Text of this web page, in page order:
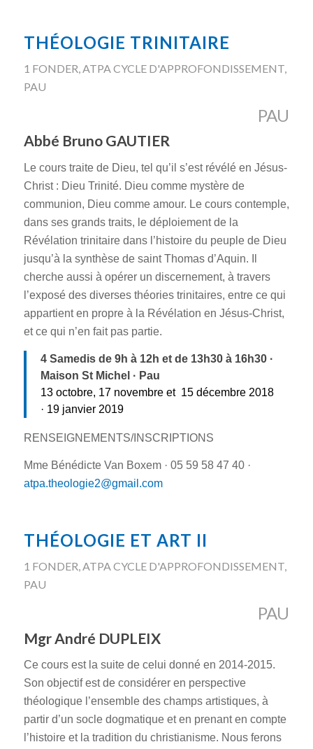
THÉOLOGIE TRINITAIRE
1 FONDER,ATPA CYCLE D'APPROFONDISSEMENT,
PAU
PAU
Abbé Bruno GAUTIER
Le cours traite de Dieu, tel qu’il s’est révélé en Jésus-
Christ : Dieu Trinité. Dieu comme mystère de
communion, Dieu comme amour. Le cours contemple,
dans ses grands traits, le déploiement de la
Révélation trinitaire dans l’histoire du peuple de Dieu
jusqu’à la synthèse de saint Thomas d’Aquin. Il
cherche aussi à opérer un discernement, à travers
l’exposé des diverses théories trinitaires, entre ce qui
appartient en propre à la Révélation en Jésus-Christ,
et ce qui n’en fait pas partie.
4 Samedis de 9h à 12h et de 13h30 à 16h30 ·
Maison St Michel · Pau
13 octobre, 17 novembre et 15 décembre 2018
· 19 janvier 2019
RENSEIGNEMENTS/INSCRIPTIONS
Mme Bénédicte Van Boxem · 05 59 58 47 40 ·
atpa.theologie2@gmail.com
THÉOLOGIE ET ART II
1 FONDER ATPA CYCLE D'APPROFONDISSEMENT,
PAU
PAU
Mgr André DUPLEIX
Ce cours est la suite de celui donné en 2014-2015.
Son objectif est de considérer en perspective
théologique l’ensemble des champs artistiques, à
partir d’un socle dogmatique et en prenant en compte
l’histoire et la tradition du christianisme. Nous ferons